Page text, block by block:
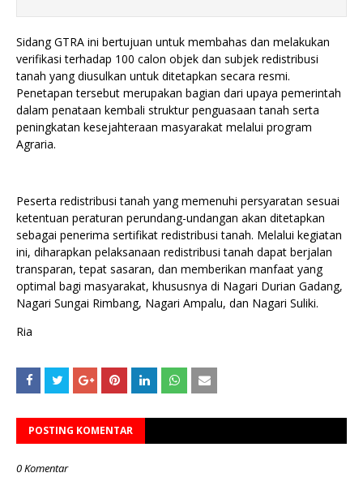
Sidang GTRA ini bertujuan untuk membahas dan melakukan
verifikasi terhadap 100 calon objek dan subjek redistribusi
tanah yang diusulkan untuk ditetapkan secara resmi.
Penetapan tersebut merupakan bagian dari upaya pemerintah
dalam penataan kembali struktur penguasaan tanah serta
peningkatan kesejahteraan masyarakat melalui program
Agraria.
Peserta redistribusi tanah yang memenuhi persyaratan sesuai
ketentuan peraturan perundang-undangan akan ditetapkan
sebagai penerima sertifikat redistribusi tanah. Melalui kegiatan
ini, diharapkan pelaksanaan redistribusi tanah dapat berjalan
transparan, tepat sasaran, dan memberikan manfaat yang
optimal bagi masyarakat, khususnya di Nagari Durian Gadang,
Nagari Sungai Rimbang, Nagari Ampalu, dan Nagari Suliki.
Ria
POSTING KOMENTAR
0 Komentar